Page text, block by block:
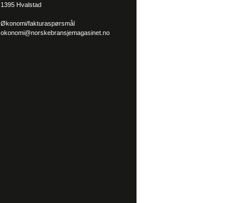
1395 Hvalstad
Økonomi/fakturaspørsmål
okonomi@norskebransjemagasinet.no